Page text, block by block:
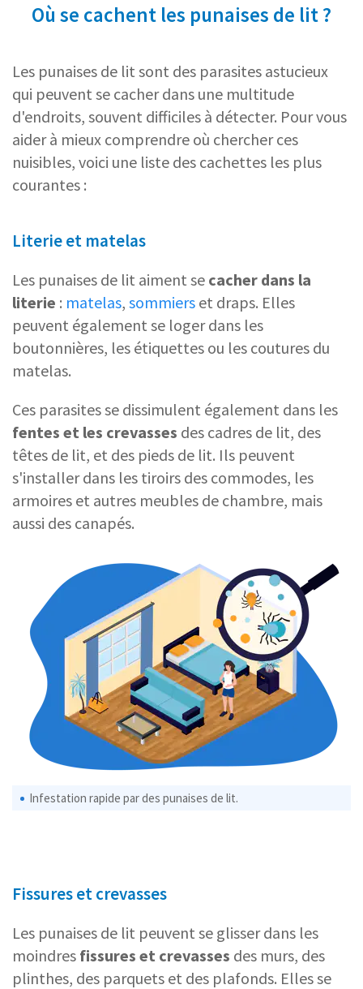
Où se cachent les punaises de lit ?
Les punaises de lit sont des parasites astucieux
qui peuvent se cacher dans une multitude
d'endroits, souvent difficiles à détecter. Pour vous
aider à mieux comprendre où chercher ces
nuisibles, voici une liste des cachettes les plus
courantes :
Literie et matelas
Les punaises de lit aiment se cacher dans la
literie : matelas, sommiers et draps. Elles
peuvent également se loger dans les
boutonnières, les étiquettes ou les coutures du
matelas.
Ces parasites se dissimulent également dans les
fentes et les crevasses des cadres de lit, des
têtes de lit, et des pieds de lit. Ils peuvent
s'installer dans les tiroirs des commodes, les
armoires et autres meubles de chambre, mais
aussi des canapés.
Infestation rapide par des punaises de lit.
Fissures et crevasses
Les punaises de lit peuvent se glisser dans les
moindres fissures et crevasses des murs, des
plinthes, des parquets et des plafonds. Elles se